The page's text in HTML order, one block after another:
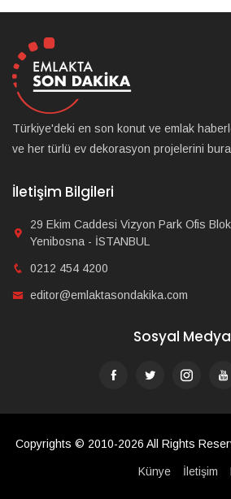
Türkiye'deki en son konut ve emlak
ve her türlü ev dekorasyon projelerini
İletişim Bilgileri
29 Ekim Caddesi Vizyon Park Ofis
Yenibosna - İSTANBUL
0212 454 4200
editor@emlaktasondakika.com
Sosyal Medya
Copyrights © 2010-2026 All Rights
Künye İletişim